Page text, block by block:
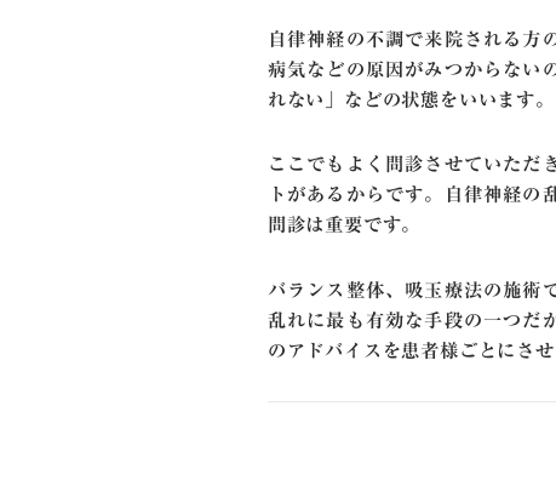
自律神経の不調で来院される方
病気などの原因がみつからない
れない」などの状態をいいます。
ここでもよく問診させていただ
トがあるからです。自律神経の
問診は重要です。
バランス整体、吸玉療法の施術
乱れに最も有効な手段の一つだ
のアドバイスを患者様ごとにさせ